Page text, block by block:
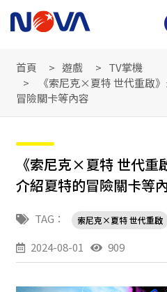
首頁 遊戲
TV掌機
《索尼克×夏特 世代重啟
冒險關卡等內容
《索尼克×夏特 世代重
介紹夏特的冒險關卡等
TAG： 索尼克×夏特 世代重啟
2024-08-01 909